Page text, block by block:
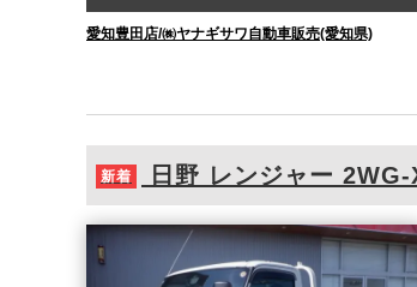
愛知豊田店/㈱ヤナギサワ自動車販売(愛知県)
新着 日野 レンジャー 2WG-